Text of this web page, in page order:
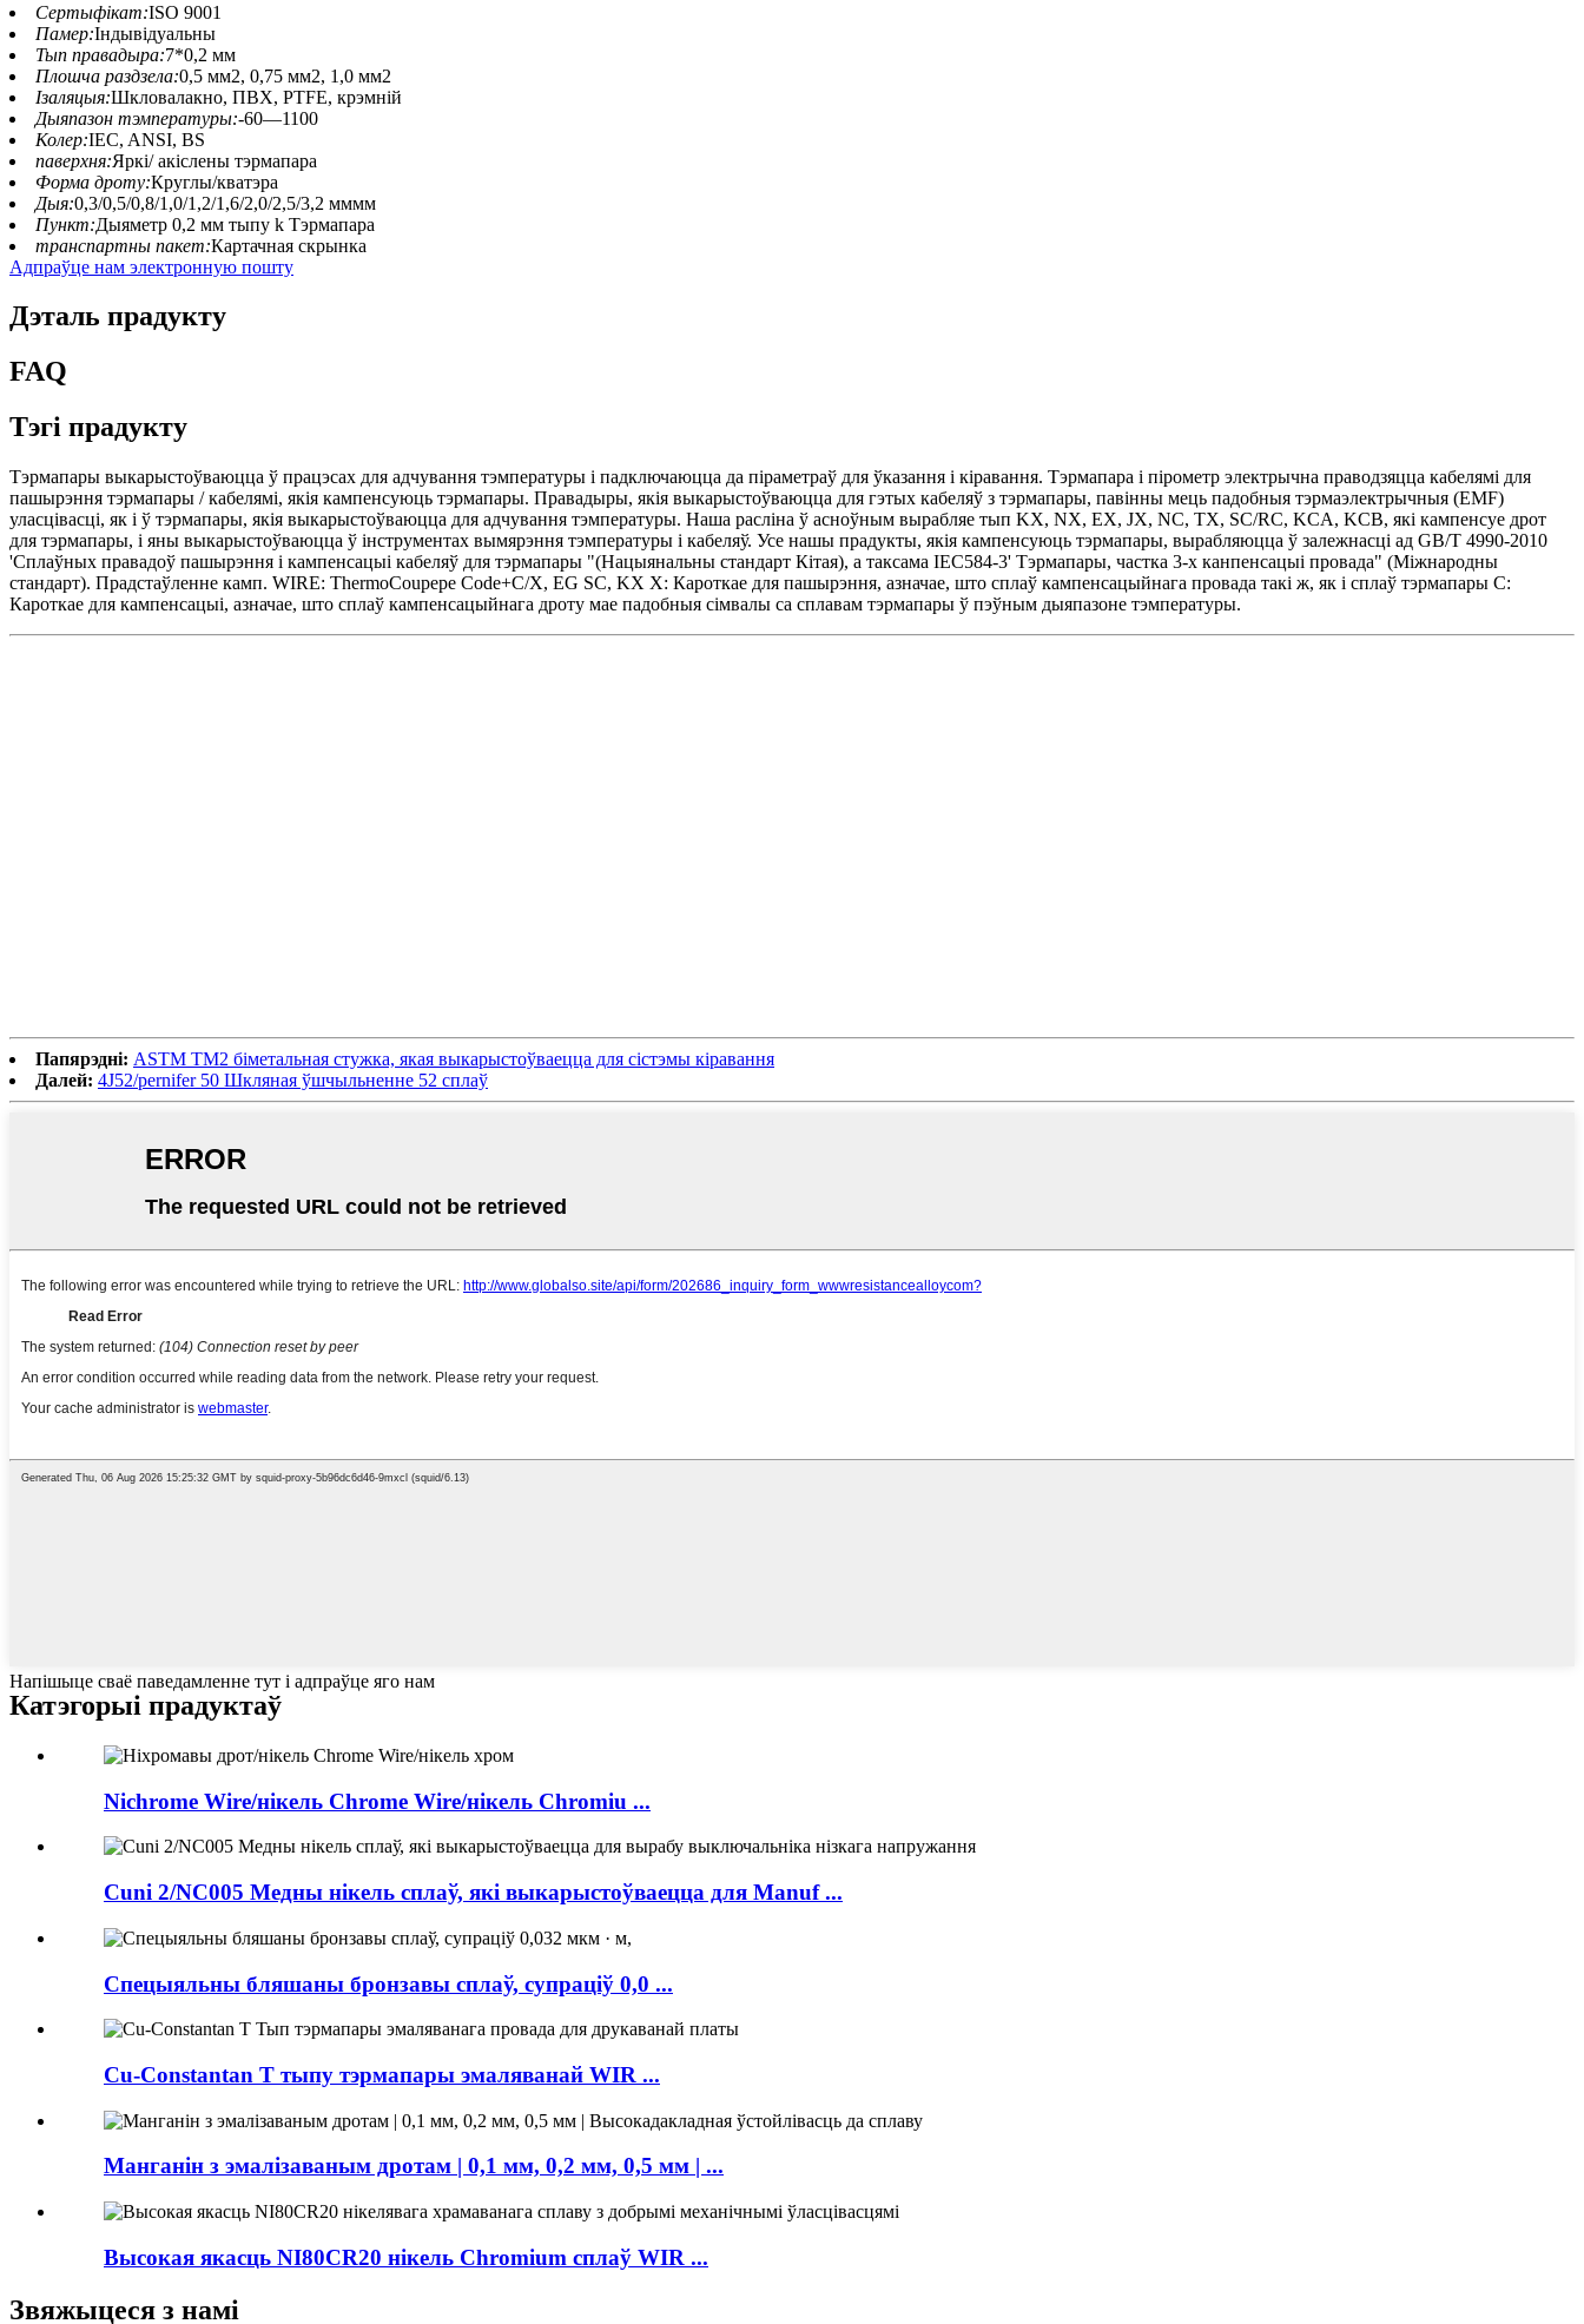
Сертыфікат:ISO 9001
Памер:Індывідуальны
Тып правадыра:7*0,2 мм
Плошча раздзела:0,5 мм2, 0,75 мм2, 1,0 мм2
Ізаляцыя:Шкловалакно, ПВХ, PTFE, крэмній
Дыяпазон тэмпературы:-60—1100
Колер:IEC, ANSI, BS
паверхня:Яркі/ акіслены тэрмапара
Форма дроту:Круглы/кватэра
Дыя:0,3/0,5/0,8/1,0/1,2/1,6/2,0/2,5/3,2 мммм
Пункт:Дыяметр 0,2 мм тыпу k Тэрмапара
транспартны пакет:Картачная скрынка
Адпраўце нам электронную пошту
Дэталь прадукту
FAQ
Тэгі прадукту
Тэрмапары выкарыстоўваюцца ў працэсах для адчування тэмпературы і падключаюцца да піраметраў для ўказання і кіравання. Тэрмапара і пірометр электрычна праводзяцца кабелямі для
пашырэння тэрмапары / кабелямі, якія кампенсуюць тэрмапары. Правадыры, якія выкарыстоўваюцца для гэтых кабеляў з тэрмапары, павінны мець падобныя тэрмаэлектрычныя (EMF)
уласцівасці, як і ў тэрмапары, якія выкарыстоўваюцца для адчування тэмпературы. Наша расліна ў асноўным вырабляе тып KX, NX, EX, JX, NC, TX, SC/RC, KCA, KCB, які кампенсуе дрот
для тэрмапары, і яны выкарыстоўваюцца ў інструментах вымярэння тэмпературы і кабеляў. Усе нашы прадукты, якія кампенсуюць тэрмапары, вырабляюцца ў залежнасці ад GB/T 4990-2010
'Сплаўных правадоў пашырэння і кампенсацыі кабеляў для тэрмапары "(Нацыянальны стандарт Кітая), а таксама IEC584-3' Тэрмапары, частка 3-х канпенсацыі провада" (Міжнародны
стандарт). Прадстаўленне камп. WIRE: ThermoCoupepe Code+C/X, EG SC, KX X: Кароткае для пашырэння, азначае, што сплаў кампенсацыйнага провада такі ж, як і сплаў тэрмапары C:
Кароткае для кампенсацыі, азначае, што сплаў кампенсацыйнага дроту мае падобныя сімвалы са сплавам тэрмапары ў пэўным дыяпазоне тэмпературы.
Папярэдні: ASTM TM2 біметальная стужка, якая выкарыстоўваецца для сістэмы кіравання
Далей: 4J52/pernifer 50 Шкляная ўшчыльненне 52 сплаў
Напішыце сваё паведамленне тут і адпраўце яго нам
Катэгорыі прадуктаў
Nichrome Wire/нікель Chrome Wire/нікель Chromiu ...
Cuni 2/NC005 Медны нікель сплаў, які выкарыстоўваецца для Manuf ...
Спецыяльны бляшаны бронзавы сплаў, супраціў 0,0 ...
Cu-Constantan T тыпу тэрмапары эмаляванай WIR ...
Манганін з эмалізаваным дротам | 0,1 мм, 0,2 мм, 0,5 мм | ...
Высокая якасць NI80CR20 нікель Chromium сплаў WIR ...
Звяжыцеся з намі